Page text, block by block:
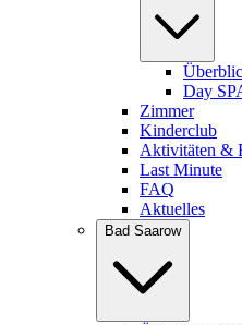
Day
Zimmer
Kinderclub
Aktivitäten &
Last Minute
FAQ
Aktuelles
Bad Saarow